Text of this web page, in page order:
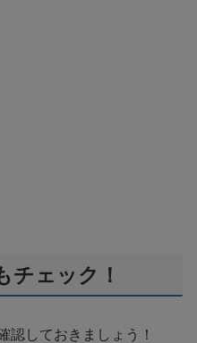
チェック！
認しておきましょう！